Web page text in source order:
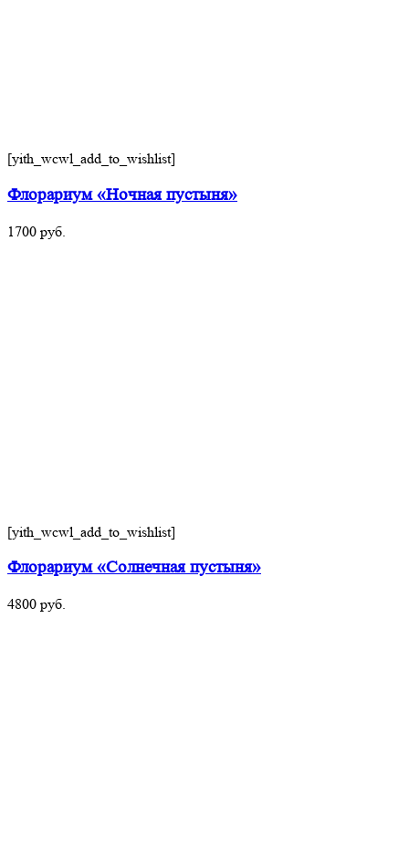
[yith_wcwl_add_to_wishlist]
Флорариум «Ночная пустыня»
1700 руб.
[yith_wcwl_add_to_wishlist]
Флорариум «Солнечная пустыня»
4800 руб.